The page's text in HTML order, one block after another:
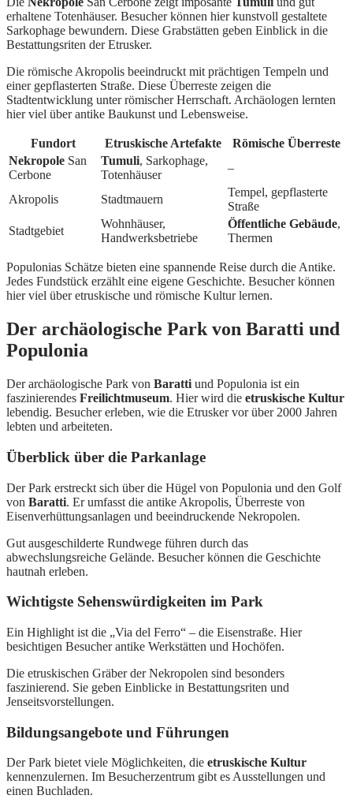
erhaltene Totenhäuser. Besucher können hier kunstvoll gestaltete
Sarkophage bewundern. Diese Grabstätten geben Einblick in die
Bestattungsriten der Etrusker.
Die römische Akropolis beeindruckt mit prächtigen Tempeln und
einer gepflasterten Straße. Diese Überreste zeigen die
Stadtentwicklung unter römischer Herrschaft. Archäologen lernten
hier viel über antike Baukunst und Lebensweise.
Fundort Etruskische Artefakte
Römische Überreste
Nekropole San
Cerbone
Tumuli, Sarkophage,
Totenhäuser
–
Akropolis Stadtmauern
Tempel, gepflasterte
Straße
Stadtgebiet
Wohnhäuser,
Handwerksbetriebe
Öffentliche Gebäude,
Thermen
Populonias Schätze bieten eine spannende Reise durch die Antike.
Jedes Fundstück erzählt eine eigene Geschichte. Besucher können
hier viel über etruskische und römische Kultur lernen.
Der archäologische Park von Baratti und
Populonia
Der archäologische Park von Baratti und Populonia ist ein
faszinierendes Freilichtmuseum. Hier wird die etruskische Kultur
lebendig. Besucher erleben, wie die Etrusker vor über 2000 Jahren
lebten und arbeiteten.
Überblick über die Parkanlage
Der Park erstreckt sich über die Hügel von Populonia und den Golf
von Baratti. Er umfasst die antike Akropolis, Überreste von
Eisenverhüttungsanlagen und beeindruckende Nekropolen.
Gut ausgeschilderte Rundwege führen durch das
abwechslungsreiche Gelände. Besucher können die Geschichte
hautnah erleben.
Wichtigste Sehenswürdigkeiten im Park
Ein Highlight ist die „Via del Ferro“ – die Eisenstraße. Hier
besichtigen Besucher antike Werkstätten und Hochöfen.
Die etruskischen Gräber der Nekropolen sind besonders
faszinierend. Sie geben Einblicke in Bestattungsriten und
Jenseitsvorstellungen.
Bildungsangebote und Führungen
Der Park bietet viele Möglichkeiten, die etruskische Kultur
kennenzulernen. Im Besucherzentrum gibt es Ausstellungen und
einen Buchladen.